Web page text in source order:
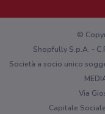
Hai un malfunzionamento
©
Shopfully S.p.A. -
Società a socio unico
Via
Capitale